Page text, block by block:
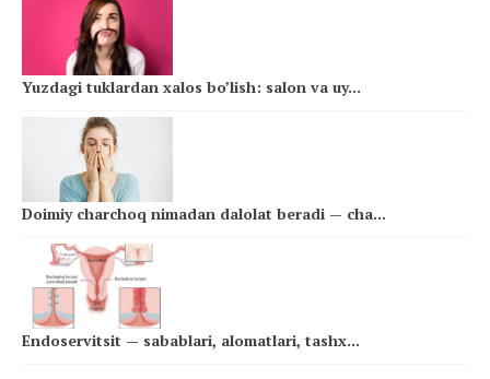
Yuzdagi tuklardan xalos bo’lish: salon va uy...
Doimiy charchoq nimadan dalolat beradi — cha...
Endoservitsit — sabablari, alomatlari, tashx...